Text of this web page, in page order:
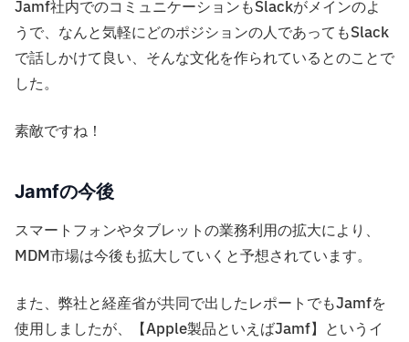
Jamf社内でのコミュニケーションもSlackがメインのよ
うで、なんと気軽にどのポジションの人であってもSlack
で話しかけて良い、そんな文化を作られているとのことで
した。
素敵ですね！
Jamfの今後
スマートフォンやタブレットの業務利用の拡大により、
MDM市場は今後も拡大していくと予想されています。
また、弊社と経産省が共同で出したレポートでもJamfを
使用しましたが、【Apple製品といえばJamf】というイ